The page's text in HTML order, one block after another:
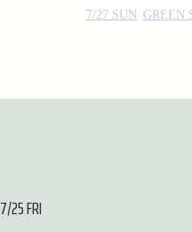
7/27 SUN GREEN
7/25 FRI